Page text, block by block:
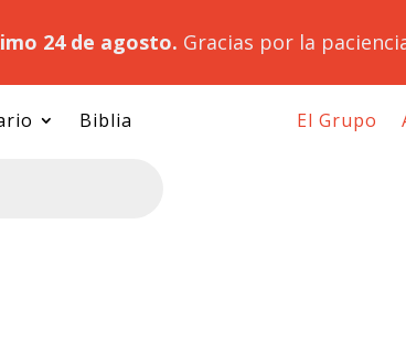
24 de agosto. Gracias por la
Biblia El Grupo